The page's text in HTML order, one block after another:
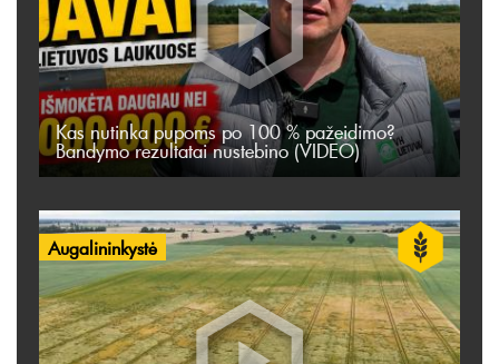
Kas nutinka pupoms po 100 % pažeidimo?
Bandymo rezultatai nustebino (VIDEO)
Augalininkystė